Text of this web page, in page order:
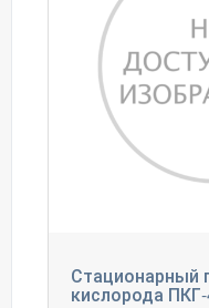
Стационарный
кислорода